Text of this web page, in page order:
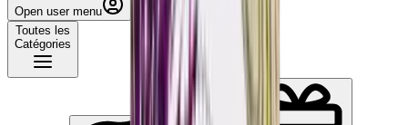
Open user menu
Toutes les
Catégories